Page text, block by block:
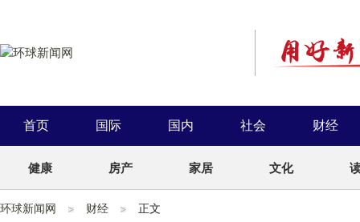
首页 国际 国内 社会 财经
健康 房产 家居 文化
环球新闻网 财经 正文